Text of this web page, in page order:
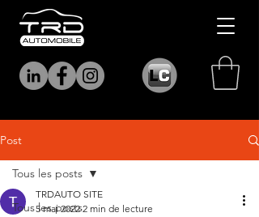
Post
Tous les posts
Tous les posts
TRDAUTO SITE
5 mai 2022 2 min de lecture